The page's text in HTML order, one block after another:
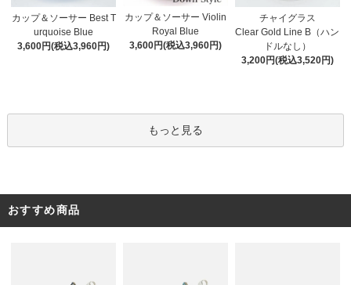
カップ＆ソーサー Best T
urquoise Blue
3,600円(税込3,960円)
カップ＆ソーサー Violin
Royal Blue
3,600円(税込3,960円)
チャイグラス
Clear Gold Line B（ハン
ドルなし）
3,200円(税込3,520円)
もっと見る
おすすめ商品